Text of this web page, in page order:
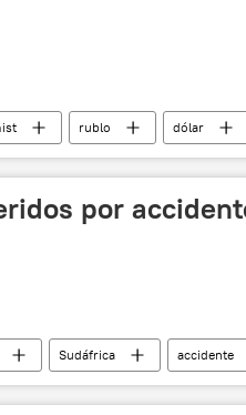
rublo dólar
por
Sudáfrica accidente